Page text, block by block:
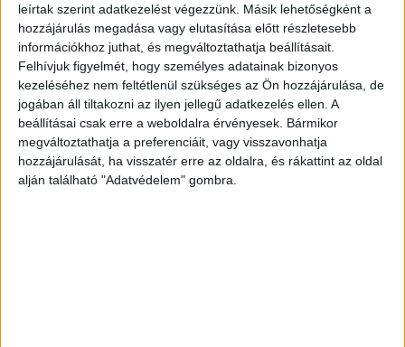
leírtak szerint adatkezelést végezzünk. Másik lehetőségként a
hozzájárulás megadása vagy elutasítása előtt részletesebb
információkhoz juthat, és megváltoztathatja beállításait.
Felhívjuk figyelmét, hogy személyes adatainak bizonyos
kezeléséhez nem feltétlenül szükséges az Ön hozzájárulása, de
jogában áll tiltakozni az ilyen jellegű adatkezelés ellen. A
beállításai csak erre a weboldalra érvényesek. Bármikor
megváltoztathatja a preferenciáit, vagy visszavonhatja
hozzájárulását, ha visszatér erre az oldalra, és rákattint az oldal
alján található "Adatvédelem" gombra.